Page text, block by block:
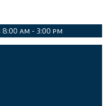
am - 3:00 pm
Alcantarillado y
de Graciano Sánchez